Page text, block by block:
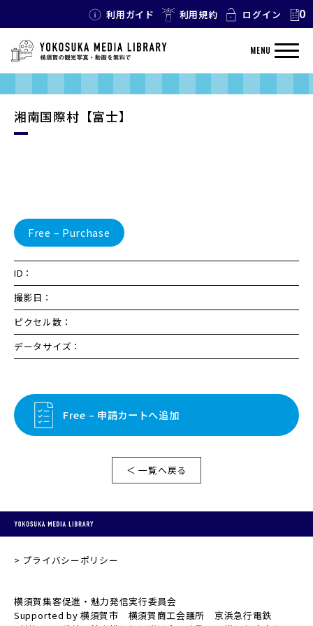
利用ガイド 利用規約 ログイン 0
MENU
湘南国際村【富士】
Free – Purchase
ID：
撮影日：
ピクセル数：
データサイズ：
Free – 申請カートへ追加
＜ 一覧へ戻る
プライバシーポリシー
横須賀集客促進・魅力発信実行委員会
Supported by 横須賀市 横須賀商工会議所 京浜急行電鉄